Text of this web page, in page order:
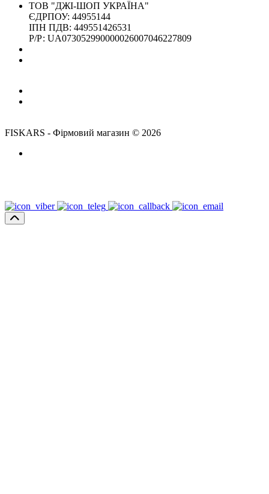
ТОВ "ДЖІ-ШОП УКРАЇНА"
ЄДРПОУ: 44955144
ІПН ПДВ: 449551426531
Р/Р: UA073052990000026007046227809
FISKARS - Фірмовий магазин © 2026